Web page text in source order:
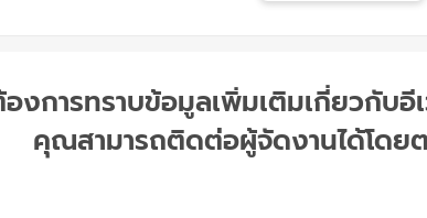
งการทราบข้อมูลเพิ่มเติมเกี่ยวกับอี
คุณสามารถติดต่อผู้จัดงานได้โดย